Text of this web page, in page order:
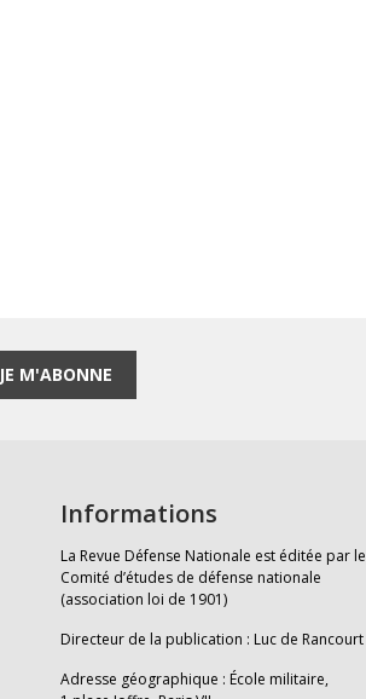
JE M'ABONNE
Informations
La Revue Défense Nationale est éditée par le
Comité d’études de défense nationale
(association loi de 1901)
Directeur de la publication : Luc de Rancourt
Adresse géographique : École militaire,